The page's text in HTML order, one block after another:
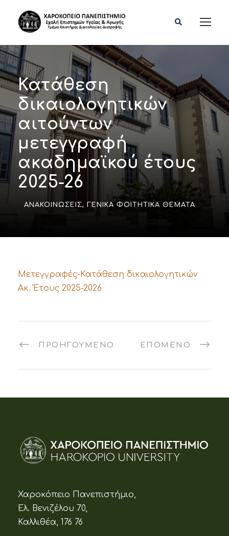
Κατάθεση
δικαιολογητικών
αιτούντων
μετεγγραφή
ακαδημαϊκού έτους
2025-26
ΑΝΑΚΟΙΝΏΣΕΙΣ, ΓΕΝΙΚΆ ΦΟΙΤΗΤΙΚΆ ΘΈΜΑΤΑ
Μετεγγραφές-Κατάθεση δικαιολογητικών
Ακ. Έτους 2025-2026
ΠΡΟΗΓΟΎΜΕΝΟ ΕΠΌΜΕΝΟ
Χαροκόπειο Πανεπιστήμιο,
Ελ. Βενιζέλου 70,
Καλλιθέα, 176 76